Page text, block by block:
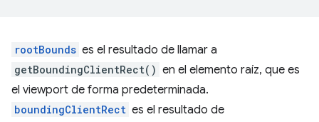
rootBounds es el resultado de llamar a
getBoundingClientRect() en el elemento raíz, que es
el viewport de forma predeterminada.
boundingClientRect es el resultado de